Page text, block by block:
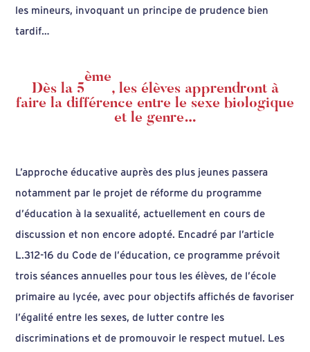
les mineurs, invoquant un principe de prudence bien
tardif…
Dès la 5
ème
, les élèves apprendront à
faire la différence entre le sexe biologique
et le genre…
L’approche éducative auprès des plus jeunes passera
notamment par le projet de réforme du programme
d’éducation à la sexualité, actuellement en cours de
discussion et non encore adopté. Encadré par l’article
L.312-16 du Code de l’éducation, ce programme prévoit
trois séances annuelles pour tous les élèves, de l’école
primaire au lycée, avec pour objectifs affichés de favoriser
l’égalité entre les sexes, de lutter contre les
discriminations et de promouvoir le respect mutuel. Les